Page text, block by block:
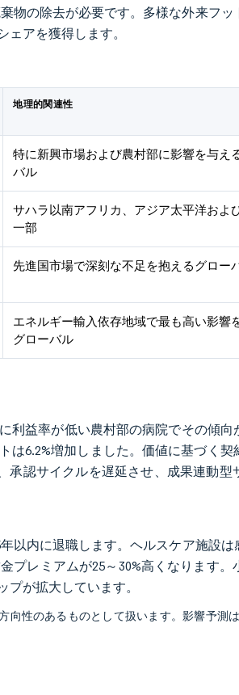
物の除去が必要です。多様な外来フ
アを獲得します。
地理的関連性
特に新興市場および農村部に影響を与え
バル
サハラ以南アフリカ、アジア太平洋およ
一部
先進国市場で深刻な不足を抱えるグロー
エネルギー輸入依存地域で最も高い影響
グローバル
益率が低い農村部の病院でその傾向
は6.2%増加しました。価値に基づく
認サイクルを遅延させ、成果連動型
以内に退職します。ヘルスケア施設
プレミアムが25～30%高くなります
が拡大しています。
性のあるものとして扱います。影響予測